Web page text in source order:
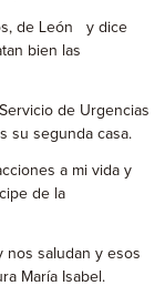
de León y dice
bien las
de Urgencias
su segunda casa.
a mi vida y
de la
nos saludan y esos
María Isabel.